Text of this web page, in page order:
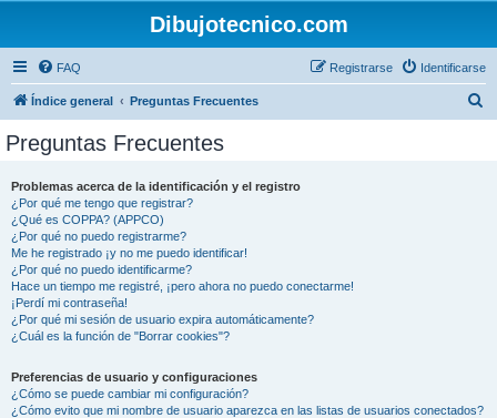
Dibujotecnico.com
FAQ Identificarse
Registrarse
Índice general Preguntas Frecuentes
Preguntas Frecuentes
Problemas acerca de la identificación y el registro
¿Por qué me tengo que registrar?
¿Qué es COPPA? (APPCO)
¿Por qué no puedo registrarme?
Me he registrado ¡y no me puedo identificar!
¿Por qué no puedo identificarme?
Hace un tiempo me registré, ¡pero ahora no puedo conectarme!
¡Perdí mi contraseña!
¿Por qué mi sesión de usuario expira automáticamente?
¿Cuál es la función de "Borrar cookies"?
Preferencias de usuario y configuraciones
¿Cómo se puede cambiar mi configuración?
¿Cómo evito que mi nombre de usuario aparezca en las listas de usuarios conectados?